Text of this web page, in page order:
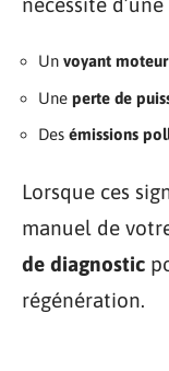
Un voyant moteur
Une perte de
Des émissions
Lorsque ces
manuel de
de diagnostic
régénération.